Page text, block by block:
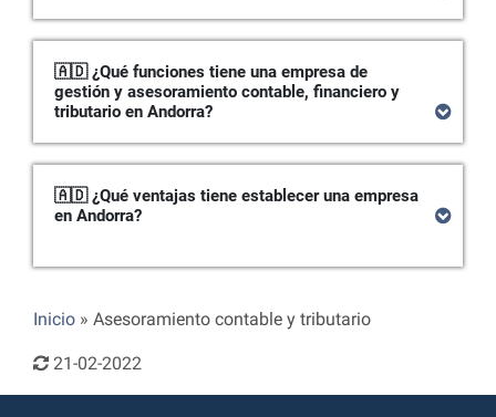
🇦🇩 ¿Qué funciones tiene una empresa de
gestión y asesoramiento contable, financiero y
tributario en Andorra?
🇦🇩 ¿Qué ventajas tiene establecer una empresa
en Andorra?
Inicio » Asesoramiento contable y tributario
21-02-2022